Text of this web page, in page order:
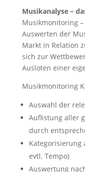
Musikanalyse –
Musikmonitoring
Auswerten der
Markt in Relation
sich zur
Ausloten einer
Musikmonitoring
Auswahl der
Auflistung aller
durch
Kategorisierung
evtl. Tempo)
Auswertung